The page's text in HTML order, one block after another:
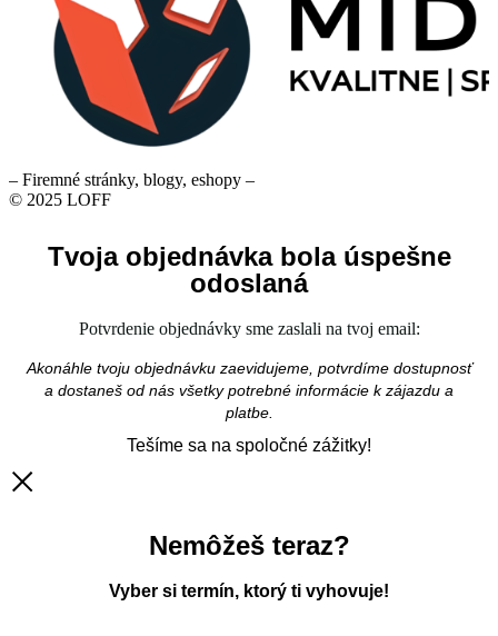
– Firemné stránky, blogy, eshopy –
© 2025 LOFF
Tvoja objednávka bola úspešne
odoslaná
Potvrdenie objednávky sme zaslali na tvoj email:
Akonáhle tvoju objednávku zaevidujeme, potvrdíme dostupnosť
a dostaneš od nás všetky potrebné informácie k zájazdu a
platbe.
Tešíme sa na spoločné zážitky!
Nemôžeš teraz?
Vyber si termín, ktorý ti vyhovuje!